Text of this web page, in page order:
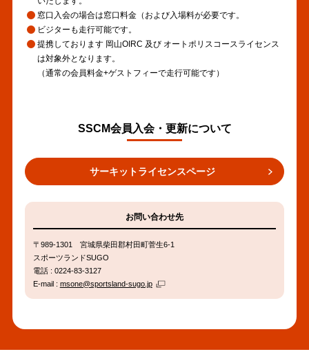
窓口入会の場合は窓口料金（および入場料が必要です。
ビジターも走行可能です。
提携しております 岡山OIRC 及び オートポリスコースライセンス
は対象外となります。
（通常の会員料金+ゲストフィーで走行可能です）
SSCM会員入会・更新について
サーキットライセンスページ
お問い合わせ先
〒989-1301 宮城県柴田郡村田町菅生6-1
スポーツランドSUGO
電話 : 0224-83-3127
E-mail : msone@sportsland-sugo.jp